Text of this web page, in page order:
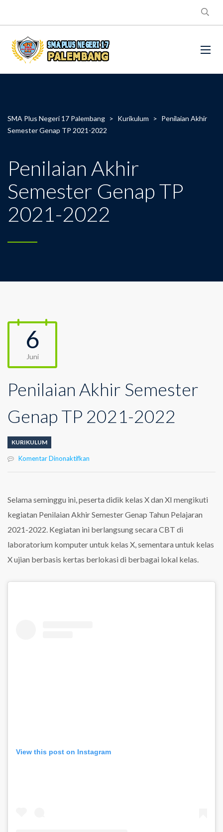
SMA Plus Negeri 17 Palembang > Kurikulum > Penilaian Akhir
Semester Genap TP 2021-2022
Penilaian Akhir
Semester Genap TP
2021-2022
6
Juni
Penilaian Akhir Semester
Genap TP 2021-2022
KURIKULUM
Komentar Dinonaktifkan
Genap
2021-
2022
Selama seminggu ini, peserta didik kelas X dan XI mengikuti
kegiatan Penilaian Akhir Semester Genap Tahun Pelajaran
2021-2022. Kegiatan ini berlangsung secara CBT di
laboratorium komputer untuk kelas X, sementara untuk kelas
X ujian berbasis kertas berlokasi di berbagai lokal kelas.
View this post on Instagram